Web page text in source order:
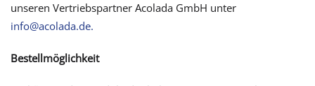
unseren Vertriebspartner Acolada GmbH unter
info@acolada.de.
Bestellmöglichkeit